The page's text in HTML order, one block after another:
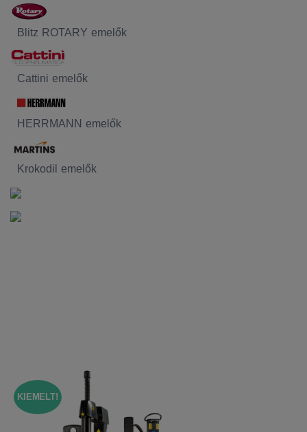
Blitz ROTARY emelők
Cattini emelők
HERRMANN emelők
Krokodil emelők
KIEMELT!